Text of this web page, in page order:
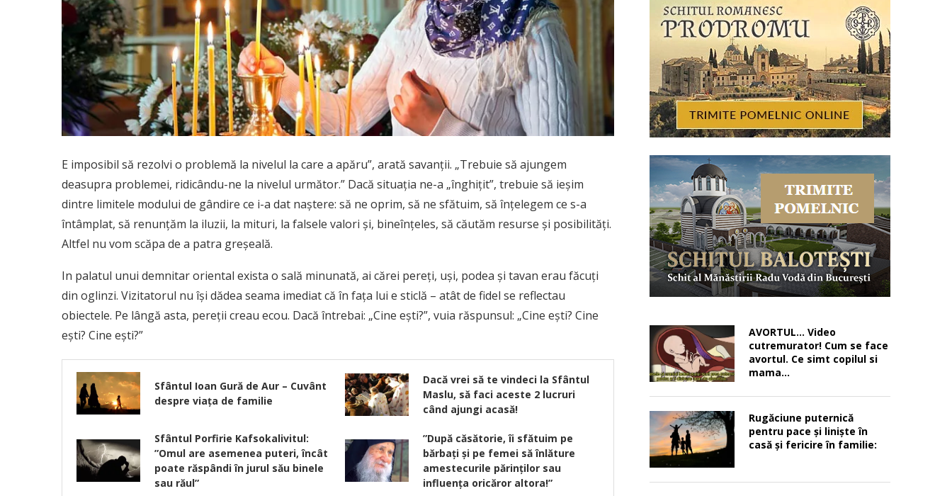
E imposibil să rezolvi o problemă la nivelul la care a apăru”, arată savanţii. „Trebuie să ajungem
deasupra problemei, ridicându-ne la nivelul următor.” Dacă situaţia ne-a „înghiţit”, trebuie să ieşim
dintre limitele modului de gândire ce i-a dat naştere: să ne oprim, să ne sfătuim, să înţelegem ce s-a
întâmplat, să renunţăm la iluzii, la mituri, la falsele valori şi, bineînţeles, să căutăm resurse şi posibilităţi.
Altfel nu vom scăpa de a patra greşeală.
In palatul unui demnitar oriental exista o sală minunată, ai cărei pereţi, uşi, podea şi tavan erau făcuţi
din oglinzi. Vizitatorul nu îşi dădea seama imediat că în faţa lui e sticlă – atât de fidel se reflectau
obiectele. Pe lângă asta, pereţii creau ecou. Dacă întrebai: „Cine eşti?”, vuia răspunsul: „Cine eşti? Cine
eşti? Cine eşti?”
Sfântul Ioan Gură de Aur – Cuvânt
despre viața de familie
Dacă vrei să te vindeci la Sfântul
Maslu, să faci aceste 2 lucruri
când ajungi acasă!
Sfântul Porfirie Kafsokalivitul:
”Omul are asemenea puteri, încât
poate răspândi în jurul său binele
sau răul”
”După căsătorie, îi sfătuim pe
bărbaţi şi pe femei să înlăture
amestecurile părinţilor sau
influenţa oricăror altora!”
AVORTUL… Video
cutremurator! Cum se face
avortul. Ce simt copilul si
mama…
Rugăciune puternică
pentru pace şi linişte în
casă şi fericire în familie: